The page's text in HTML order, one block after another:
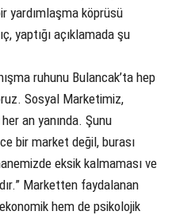
yardımlaşma köprüsü
yaptığı açıklamada şu
ruhunu Bulancak’ta hep
Sosyal Marketimiz,
an yanında. Şunu
bir market değil, burası
eksik kalmaması ve
Marketten faydalanan
hem de psikolojik